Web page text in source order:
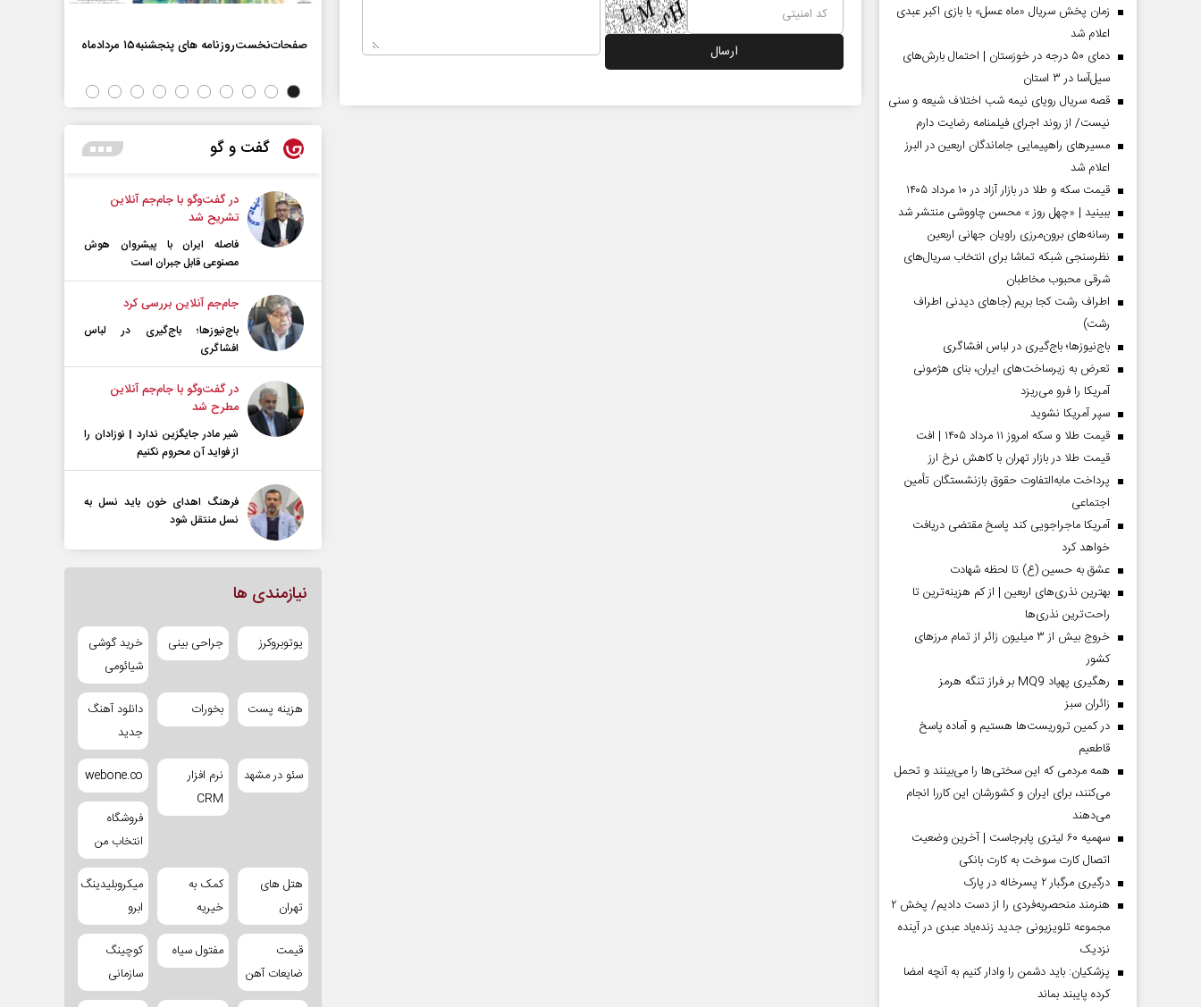
زمان پخش سریال «ماه عسل» با بازی اکبر عبدی
اعلام شد
دمای ۵۰ درجه در خوزستان | احتمال بارش‌های
سیل‌آسا در ۳ استان
قصه سریال رویای نیمه شب اختلاف شیعه و سنی
نیست/ از روند اجرای فیلمنامه رضایت دارم
مسیر‌های راهپیمایی جاماندگان اربعین در البرز
اعلام شد
قیمت سکه و طلا در بازار آزاد در ۱۰ مرداد ۱۴۰۵
ببینید | «چهل روز » محسن چاووشی منتشر شد
رسانه‌های برون‌مرزی راویان جهانی اربعین
نظرسنجی شبکه تماشا برای انتخاب سریال‌های
شرقی محبوب مخاطبان
اطراف رشت کجا بریم (جاهای دیدنی اطراف
رشت)
باج‌نیوزها؛ باج‌گیری در لباس افشاگری
تعرض به زیرساخت‌های ایران، بنای هژمونی
آمریکا را فرو می‌ریزد
سپر آمریکا نشوید
قیمت طلا و سکه امروز ۱۱ مرداد ۱۴۰۵ | افت
قیمت طلا در بازار تهران با کاهش نرخ ارز
پرداخت مابه‌التفاوت حقوق بازنشستگان تأمین
اجتماعی
آمریکا ماجراجویی کند پاسخ مقتضی دریافت
خواهد کرد
عشق به حسین (ع) تا لحظه شهادت
بهترین نذری‌های اربعین | از کم هزینه‌ترین تا
راحت‌ترین نذری‌ها
خروج بیش از ۳ میلیون زائر از تمام مرز‌های
کشور
رهگیری پهپاد MQ9 بر فراز تنگه هرمز
‌زائران سبز
در کمین تروریست‌ها هستیم و آماده پاسخ
قاطعیم
همه مردمی که این سختی‌ها را می‌بینند و تحمل
می‌کنند، برای ایران و کشورشان این کاررا انجام
می‌دهند
سهمیه ۶۰ لیتری پابرجاست | آخرین وضعیت
اتصال کارت سوخت به کارت بانکی
درگیری مرگبار ۲ پسرخاله در پارک
هنرمند منحصر‌به‌فردی را از دست دادیم/ پخش ۲
مجموعه تلویزیونی جدید زنده‌یاد عبدی در آینده
نزدیک
پزشکیان: باید دشمن را وادار کنیم به آنچه امضا
کرده پایبند بماند
صفحات نخست روزنامه ها‌ی‌سه‌شنبه ۶ مردادماه صفحات نخست روزنامه ها‌ی یکشنبه ۴ مردادماه صفحات‌نخست‌روزنامه ها‌ی پنجشنبه‌۱۵ مردادماه
گفت و گو
در گفت‌و‌گو با جام‌جم آنلاین
تشریح شد
فاصله ایران با پیشرو‌ان هوش
مصنوعی قابل جبران است
جام‌جم آنلاین بررسی کرد
باج‌نیوزها؛ باج‌گیری در لباس
افشاگری
در گفت‌و‌گو با جام‌جم آنلاین
مطرح شد
شیر مادر جایگزین ندارد | نوزادان را
از فواید آن محروم نکنیم
فرهنگ اهدای خون باید نسل به
نسل منتقل شود
نیازمندی ها
یوتوبروکرز جراحی بینی
خرید گوشی
شیائومی
هزینه پست بخورات
دانلود آهنگ
جدید
سئو در مشهد
نرم افزار
CRM
webone.co
فروشگاه
انتخاب من
هتل های
تهران
کمک به
خیریه
میکروبلیدینگ
ابرو
قیمت
ضایعات آهن
مفتول سیاه
کوچینگ
سازمانی